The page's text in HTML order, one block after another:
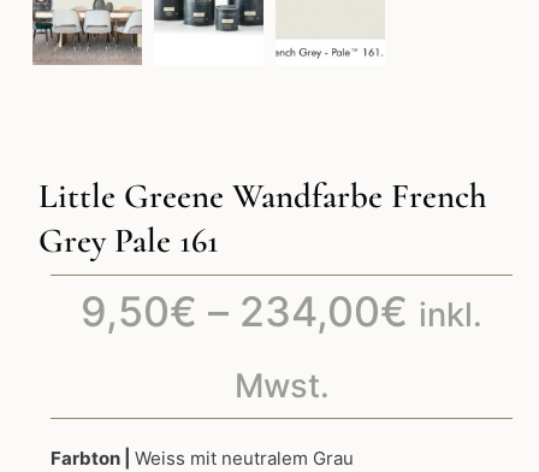
Little Greene Wandfarbe French
Grey Pale 161
9,50€ – 234,00€ inkl.
Mwst.
Farbton | Weiss mit neutralem Grau